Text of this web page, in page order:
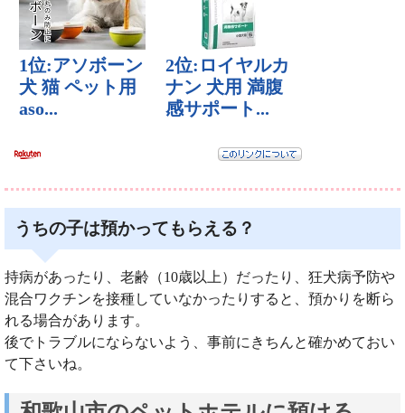
うちの子は預かってもらえる？
持病があったり、老齢（10歳以上）だったり、狂犬病予防や
混合ワクチンを接種していなかったりすると、預かりを断ら
れる場合があります。
後でトラブルにならないよう、事前にきちんと確かめておい
て下さいね。